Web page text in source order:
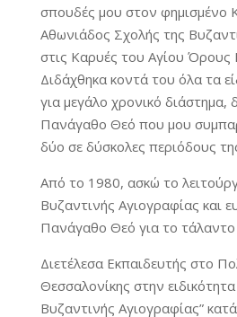
σπουδές μου στον φημισμένο
Αθωνιάδος Σχολής της
στις Καρυές του Αγίου Όρους
Διδάχθηκα κοντά του όλα τα
για μεγάλο χρονικό διάστημα,
Πανάγαθο Θεό που μου
δύο σε δύσκολες περιόδους
Από το 1980, ασκώ το
Βυζαντινής Αγιογραφίας και
Πανάγαθο Θεό για το τάλαντο
Διετέλεσα Εκπαιδευτής στο
Θεσσαλονίκης στην ειδικότητα
Βυζαντινής Αγιογραφίας”